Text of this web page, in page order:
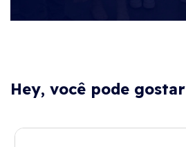
Hey, você pode gostar